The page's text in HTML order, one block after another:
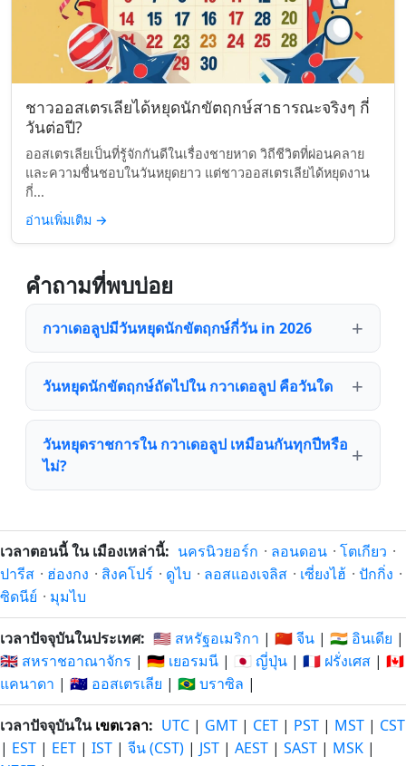
ชาวออสเตรเลียได้หยุดนักขัตฤกษ์สาธารณะจริงๆ กี่
วันต่อปี?
ออสเตรเลียเป็นที่รู้จักกันดีในเรื่องชายหาด วิถีชีวิตที่ผ่อนคลาย
และความชื่นชอบในวันหยุดยาว แต่ชาวออสเตรเลียได้หยุดงาน
กี่...
อ่านเพิ่มเติม →
คำถามที่พบบ่อย
กวาเดอลูปมีวันหยุดนักขัตฤกษ์กี่วัน in 2026
วันหยุดนักขัตฤกษ์ถัดไปใน กวาเดอลูป คือวันใด
วันหยุดราชการใน กวาเดอลูป เหมือนกันทุกปีหรือ
ไม่?
เวลาตอนนี้ ใน เมืองเหล่านี้: นครนิวยอร์ก · ลอนดอน · โตเกียว ·
ปารีส · ฮ่องกง · สิงคโปร์ · ดูไบ · ลอสแองเจลิส · เซี่ยงไฮ้ · ปักกิ่ง ·
ซิดนีย์ · มุมไบ
เวลาปัจจุบันในประเทศ: 🇺🇸 สหรัฐอเมริกา | 🇨🇳 จีน | 🇮🇳 อินเดีย |
🇬🇧 สหราชอาณาจักร | 🇩🇪 เยอรมนี | 🇯🇵 ญี่ปุ่น | 🇫🇷 ฝรั่งเศส | 🇨🇦
แคนาดา | 🇦🇺 ออสเตรเลีย | 🇧🇷 บราซิล |
เวลาปัจจุบันในเขตเวลา: UTC | GMT | CET | PST | MST | CST
| EST | EET | IST | จีน (CST) | JST | AEST | SAST | MSK |